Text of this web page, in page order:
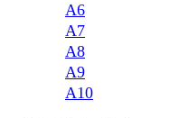
A6
A7
A8
A9
A10